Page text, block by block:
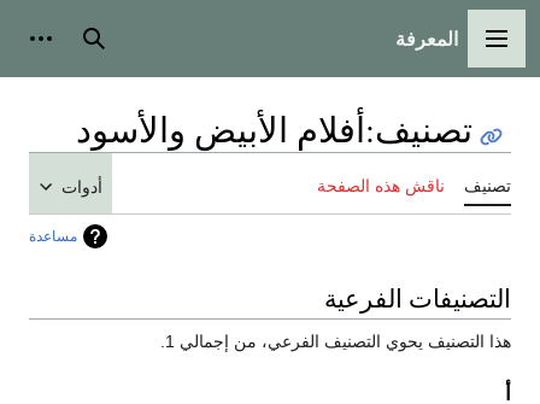
القائمة الرئيسية
المعرفة بحث
تصنيف:أفلام الأبيض والأسود
تصنيف ناقش هذه الصفحة أدوات
مساعدة
التصنيفات الفرعية
هذا التصنيف يحوي التصنيف الفرعي، من إجمالي 1.